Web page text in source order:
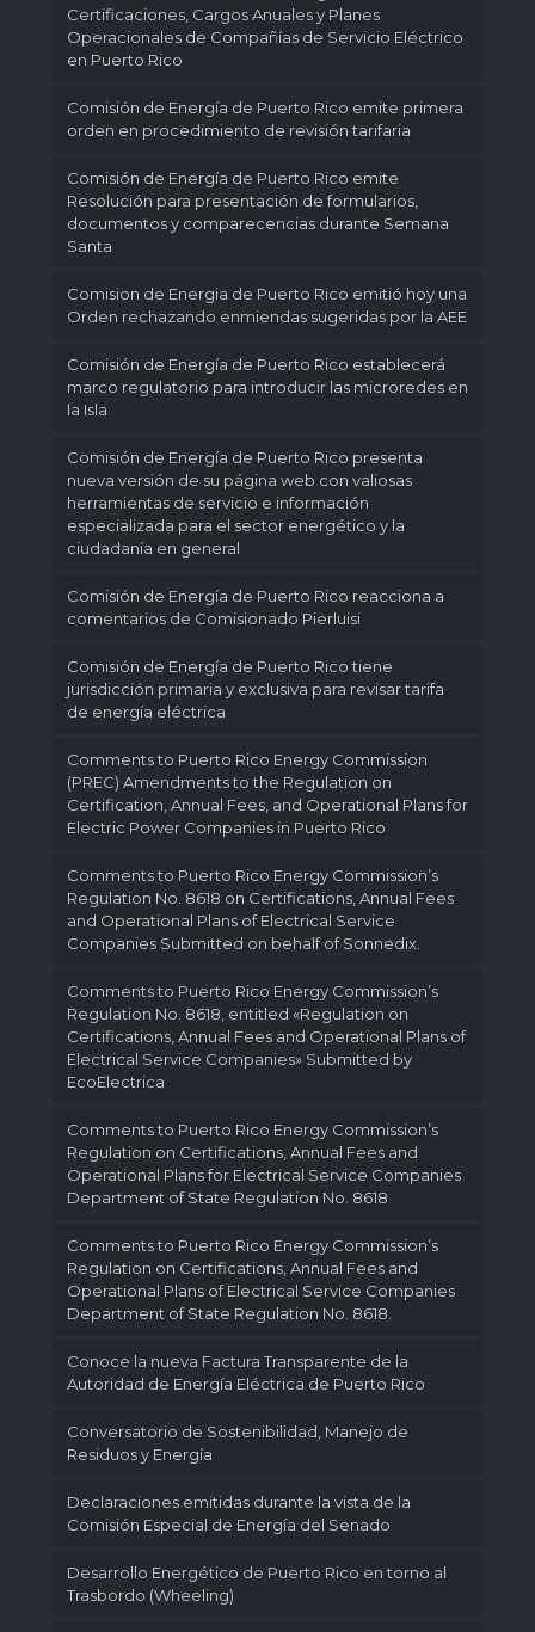
Certificaciones, Cargos Anuales y Planes
Operacionales de Compañías de Servicio Eléctrico
en Puerto Rico
Comisión de Energía de Puerto Rico emite primera
orden en procedimiento de revisión tarifaria
Comisión de Energía de Puerto Rico emite
Resolución para presentación de formularios,
documentos y comparecencias durante Semana
Santa
Comision de Energia de Puerto Rico emitió hoy una
Orden rechazando enmiendas sugeridas por la AEE
Comisión de Energía de Puerto Rico establecerá
marco regulatorio para introducir las microredes en
la Isla
Comisión de Energía de Puerto Rico presenta
nueva versión de su página web con valiosas
herramientas de servicio e información
especializada para el sector energético y la
ciudadanía en general
Comisión de Energía de Puerto Rico reacciona a
comentarios de Comisionado Pierluisi
Comisión de Energía de Puerto Rico tiene
jurisdicción primaria y exclusiva para revisar tarifa
de energía eléctrica
Comments to Puerto Rico Energy Commission
(PREC) Amendments to the Regulation on
Certification, Annual Fees, and Operational Plans for
Electric Power Companies in Puerto Rico
Comments to Puerto Rico Energy Commission’s
Regulation No. 8618 on Certifications, Annual Fees
and Operational Plans of Electrical Service
Companies Submitted on behalf of Sonnedix.
Comments to Puerto Rico Energy Commission’s
Regulation No. 8618, entitled «Regulation on
Certifications, Annual Fees and Operational Plans of
Electrical Service Companies» Submitted by
EcoElectrica
Comments to Puerto Rico Energy Commission’s
Regulation on Certifications, Annual Fees and
Operational Plans for Electrical Service Companies
Department of State Regulation No. 8618
Comments to Puerto Rico Energy Commission’s
Regulation on Certifications, Annual Fees and
Operational Plans of Electrical Service Companies
Department of State Regulation No. 8618.
Conoce la nueva Factura Transparente de la
Autoridad de Energía Eléctrica de Puerto Rico
Conversatorio de Sostenibilidad, Manejo de
Residuos y Energía
Declaraciones emitidas durante la vista de la
Comisión Especial de Energía del Senado
Desarrollo Energético de Puerto Rico en torno al
Trasbordo (Wheeling)